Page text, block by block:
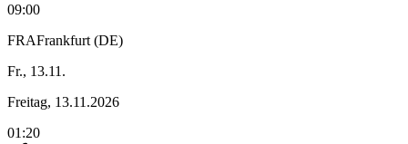
09:00
FRAFrankfurt (DE)
Fr., 13.11.
Freitag, 13.11.2026
01:20